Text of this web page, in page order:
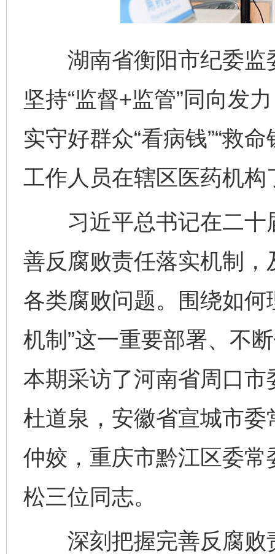
湖南省衡阳市纪委监
坚持“监督+监管”同向发
实守好群众“看病钱”“救
工作人员在辖区医药机
习近平总书记在二十
善反腐败责任落实机制
各类腐败问题。围绕如何
机制”这一重要部署、不
本期采访了河南省周口
杜道泉，安徽省宣城市
仲姣，重庆市黔江区委
松三位同志。
深刻把握完善反腐败